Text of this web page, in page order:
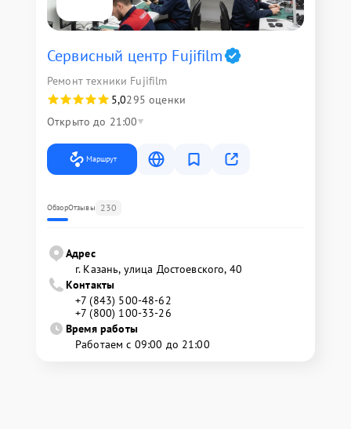
Сервисный центр Fujifilm
Ремонт техники Fujifilm
5,0295 оценки
Открыто до 21:00
Маршрут
ОбзорОтзывы 230
Адрес
г. Казань, улица Достоевского, 40
Контакты
+7 (843) 500-48-62
+7 (800) 100-33-26
Время работы
Работаем с 09:00 до 21:00